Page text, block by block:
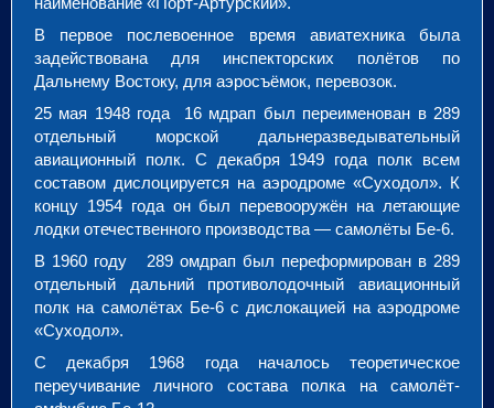
В первое послевоенное время авиатехника была
задействована для инспекторских полётов по
Дальнему Востоку, для аэросъёмок, перевозок.
25 мая 1948 года 16 мдрап был переименован в 289
отдельный морской дальнеразведывательный
авиационный полк. С декабря 1949 года полк всем
составом дислоцируется на аэродроме «Суходол». К
концу 1954 года он был перевооружён на летающие
лодки отечественного производства — самолёты Бе-6.
В 1960 году 289 омдрап был переформирован в 289
отдельный дальний противолодочный авиационный
полк на самолётах Бе-6 с дислокацией на аэродроме
«Суходол».
С декабря 1968 года началось теоретическое
переучивание личного состава полка на самолёт-